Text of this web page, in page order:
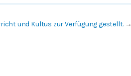
und Kultus zur Verfügung gestellt.→